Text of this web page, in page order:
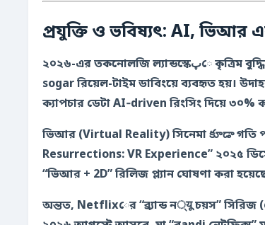
প্রযুক্তি ও ভবিষ্যৎ: AI, ভিআর
২০২৬-এর তকনোলজি ল্যান্ডস্কেپে কৃত্রিম বুদ্ধিমত্তা (AI) এখন প্র scén sceneggiání, প্রি-ভিজুয়ালাইজেশন এবং
sogar রিয়েল-টাইম ডাবিংয়ে ব্যবহৃত হয়।
ক্যাপচার ডেটা AI‑driven রিংসিং দিয়ে ৩০%
ভিআর (Virtual Reality) সিনেমা కూడా গতি
Resurrections: VR Experience” ২০২৫
“ভিআর + 2D” রিলিজ প্ল্যান ঘোষণা করা
অন্তত, Netflixের “ব্র্যান্ড ন्यू চয়স” সিরিজ